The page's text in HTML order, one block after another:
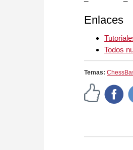
Enlaces
Todos
Temas: